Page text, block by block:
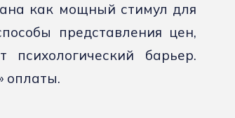
как мощный стимул для
представления цен,
барьер.
оплаты.